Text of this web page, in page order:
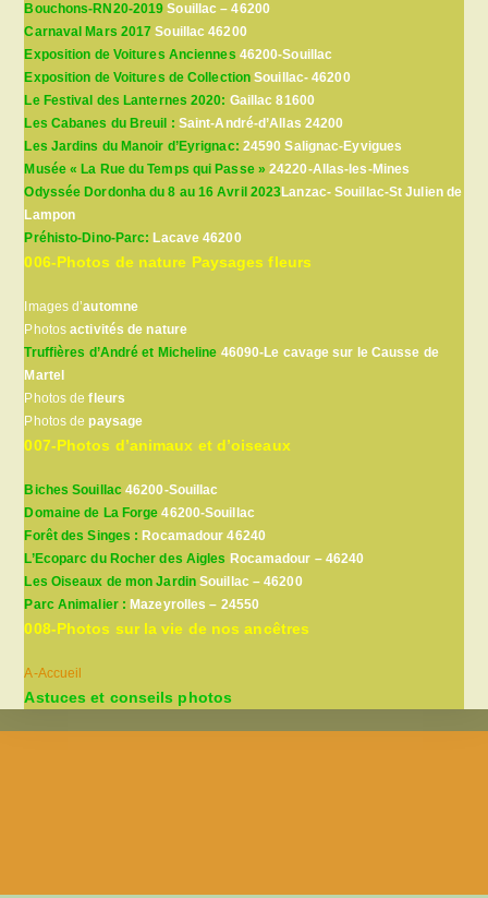
Bouchons-RN20-2019Souillac – 46200
Carnaval Mars 2017 Souillac 46200
Exposition de Voitures Anciennes 46200-Souillac
Exposition de Voitures de Collection Souillac- 46200
Le Festival des Lanternes 2020: Gaillac 81600
Les Cabanes du Breuil : Saint-André-d’Allas 24200
Les Jardins du Manoir d’Eyrignac: 24590 Salignac-Eyvigues
Musée « La Rue du Temps qui Passe » 24220-Allas-les-Mines
Odyssée Dordonha du 8 au 16 Avril 2023Lanzac- Souillac-St Julien de
Lampon
Préhisto-Dino-Parc:Lacave 46200
006-Photos de nature Paysages fleurs
Images d’automne
Photosactivités de nature
Truffières d’André et Micheline 46090-Le cavage sur le Causse de
Martel
Photos defleurs
Photos depaysage
007-Photos d’animaux et d’oiseaux
Biches Souillac46200-Souillac
Domaine de La Forge 46200-Souillac
Forêt des Singes :Rocamadour 46240
L’Ecoparc du Rocher des Aigles Rocamadour – 46240
Les Oiseaux de mon JardinSouillac – 46200
Parc Animalier : Mazeyrolles – 24550
008-Photos sur la vie de nos ancêtres
A-Accueil
Astuces et conseils photos